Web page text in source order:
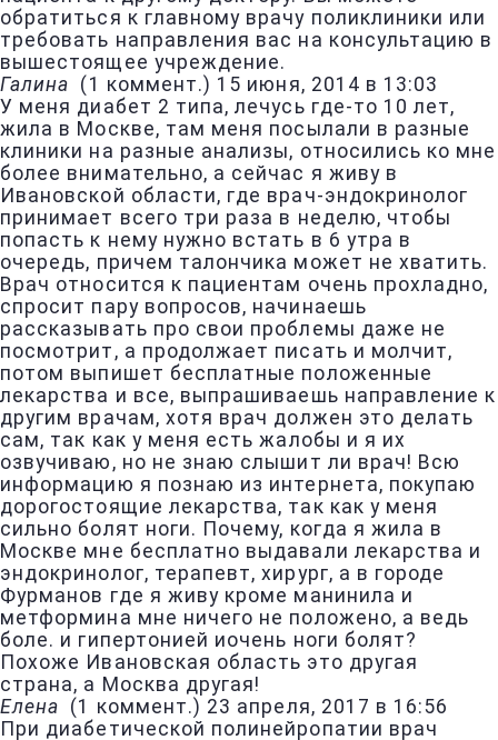
обратиться к главному врачу поликлиники или
требовать направления вас на консультацию в
вышестоящее учреждение.
Галина ( 1 коммент.) 15 июня, 2014 в 13:03
У меня диабет 2 типа, лечусь где-то 10 лет,
жила в Москве, там меня посылали в разные
клиники на разные анализы, относились ко мне
более внимательно, а сейчас я живу в
Ивановской области, где врач-эндокринолог
принимает всего три раза в неделю, чтобы
попасть к нему нужно встать в 6 утра в
очередь, причем талончика может не хватить.
Врач относится к пациентам очень прохладно,
спросит пару вопросов, начинаешь
рассказывать про свои проблемы даже не
посмотрит, а продолжает писать и молчит,
потом выпишет бесплатные положенные
лекарства и все, выпрашиваешь направление к
другим врачам, хотя врач должен это делать
сам, так как у меня есть жалобы и я их
озвучиваю, но не знаю слышит ли врач! Всю
информацию я познаю из интернета, покупаю
дорогостоящие лекарства, так как у меня
сильно болят ноги. Почему, когда я жила в
Москве мне бесплатно выдавали лекарства и
эндокринолог, терапевт, хирург, а в городе
Фурманов где я живу кроме манинила и
метформина мне ничего не положено, а ведь
боле. и гипертонией иочень ноги болят?
Похоже Ивановская область это другая
страна, а Москва другая!
Елена (1 коммент.) 23 апреля, 2017 в 16:56
При диабетической полинейропатии врач